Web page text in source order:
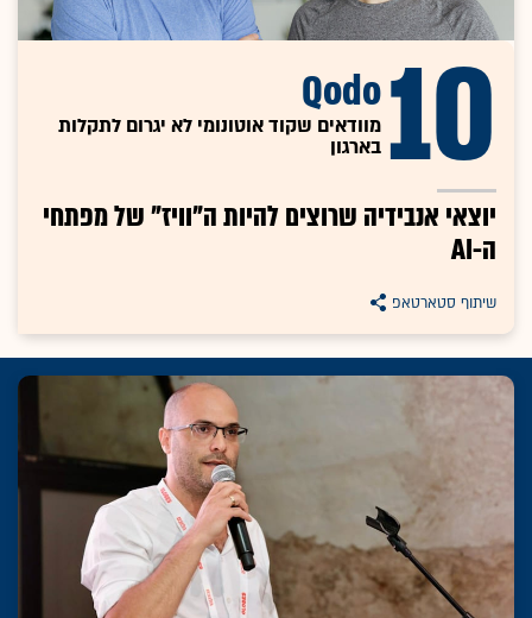
10
Qodo
מוודאים שקוד אוטונומי לא יגרום לתקלות
בארגון
יוצאי אנבידיה שרוצים להיות ה"וויז" של מפתחי
ה-AI
שיתוף סטארטאפ